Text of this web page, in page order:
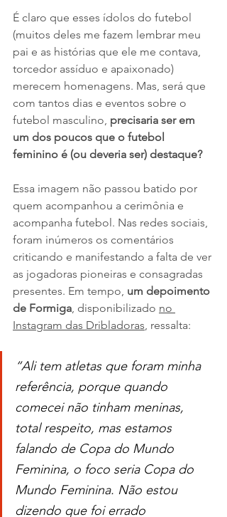
É claro que esses ídolos do futebol
(muitos deles me fazem lembrar meu
pai e as histórias que ele me contava,
torcedor assíduo e apaixonado)
merecem homenagens. Mas, será que
com tantos dias e eventos sobre o
futebol masculino, precisaria ser em
um dos poucos que o futebol
feminino é (ou deveria ser) destaque?
Essa imagem não passou batido por
quem acompanhou a cerimônia e
acompanha futebol. Nas redes sociais,
foram inúmeros os comentários
criticando e manifestando a falta de ver
as jogadoras pioneiras e consagradas
presentes. Em tempo, um depoimento
de Formiga, disponibilizado no
Instagram das Dribladoras, ressalta:
“Ali tem atletas que foram minha
referência, porque quando
comecei não tinham meninas,
total respeito, mas estamos
falando de Copa do Mundo
Feminina, o foco seria Copa do
Mundo Feminina. Não estou
dizendo que foi errado